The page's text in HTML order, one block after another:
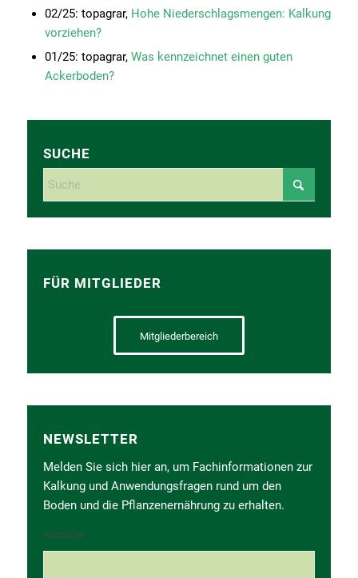
02/25: topagrar, Hohe Niederschlagsmengen: Kalkung
vorziehen?
01/25: topagrar, Was kennzeichnet einen guten
Ackerboden?
SUCHE
FÜR MITGLIEDER
Mitgliederbereich
NEWSLETTER
Melden Sie sich hier an, um Fachinformationen zur
Kalkung und Anwendungsfragen rund um den
Boden und die Pflanzenernährung zu erhalten.
Vorname